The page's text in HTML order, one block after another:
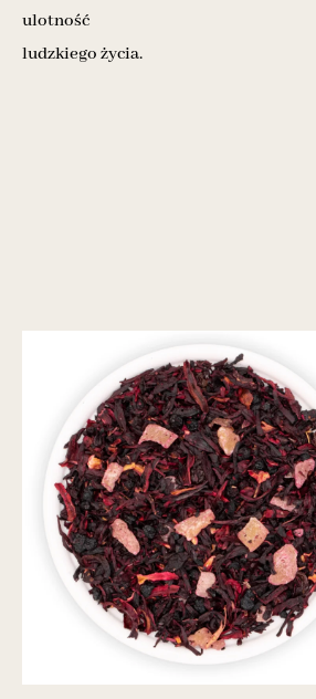
ulotność
ludzkiego życia.